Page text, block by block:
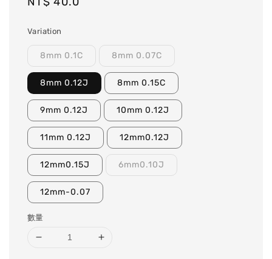
Variation
8mm 0.1C 8mm 0.07C
8mm 0.12J 8mm 0.15C
9mm 0.12J 10mm 0.12J
11mm 0.12J 12mm0.12J
12mm0.15J 6mm0.10J
12mm-0.07
數量